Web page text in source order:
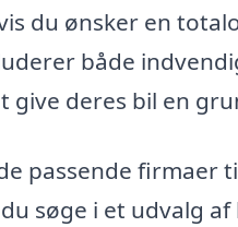
du ønsker en
både
give deres bil en
passende firmaer
søge i et udvalg